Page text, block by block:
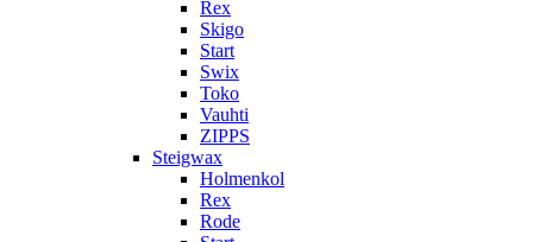
Rex
Skigo
Start
Swix
Toko
Vauhti
ZIPPS
Steigwax
Holmenkol
Rex
Rode